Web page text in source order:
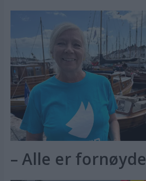
– Alle er fornøyde